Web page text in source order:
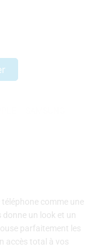
comme une
un look et un
parfaitement les
accès total à vos